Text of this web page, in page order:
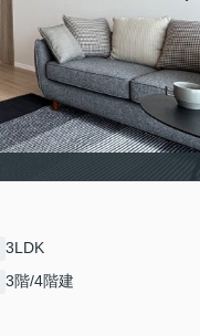
3LDK
3階/4階建